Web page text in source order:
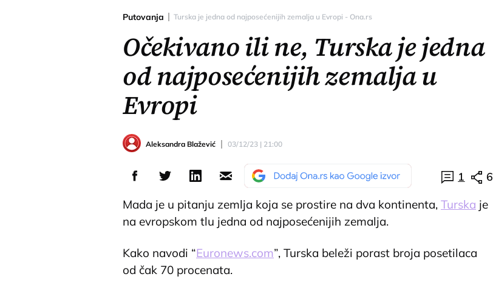
Putovanja Turska je jedna od najposećenijih zemalja u Evropi - Ona.rs
Očekivano ili ne, Turska je jedna
od najposećenijih zemalja u
Evropi
Aleksandra Blažević 03/12/23 | 21:00
1 6
Mada je u pitanju zemlja koja se prostire na dva kontinenta, Turska je
na evropskom tlu jedna od najposećenijih zemalja.
Kako navodi “Euronews.com”, Turska beleži porast broja posetilaca
od čak 70 procenata.